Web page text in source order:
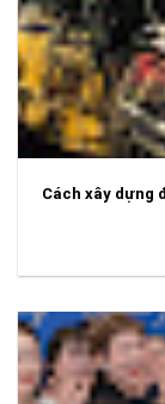
Cách xây dựng